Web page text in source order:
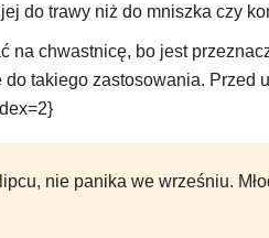
do trawy niż do mniszka czy
na chwastnicę, bo jest
takiego zastosowania.
nie panika we wrześniu.